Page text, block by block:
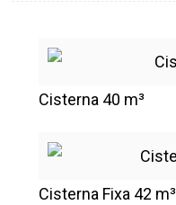
Cisterna 40 m³
Cisterna Fixa 42 m³